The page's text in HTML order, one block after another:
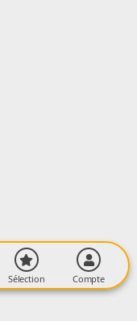
Sélection Compte